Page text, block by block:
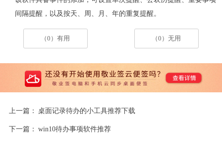
间隔提醒，以及按天、周、月、年的重复提醒。
（0）有用 （0）无用
上一篇： 桌面记录待办的小工具推荐下载
下一篇： win10待办事项软件推荐